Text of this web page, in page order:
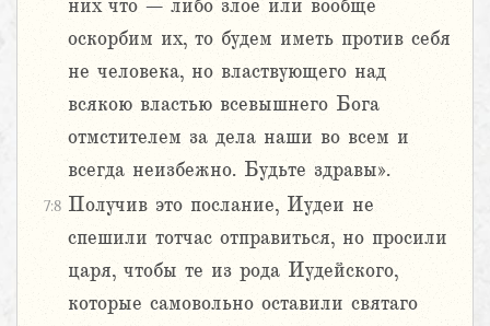
них что – либо злое или вообще
оскорбим их, то будем иметь против себя
не человека, но властвующего над
всякою властью всевышнего Бога
отмстителем за дела наши во всем и
всегда неизбежно. Будьте здравы».
7:8 Получив это послание, Иудеи не
спешили тотчас отправиться, но просили
царя, чтобы те из рода Иудейского,
которые самовольно оставили святаго